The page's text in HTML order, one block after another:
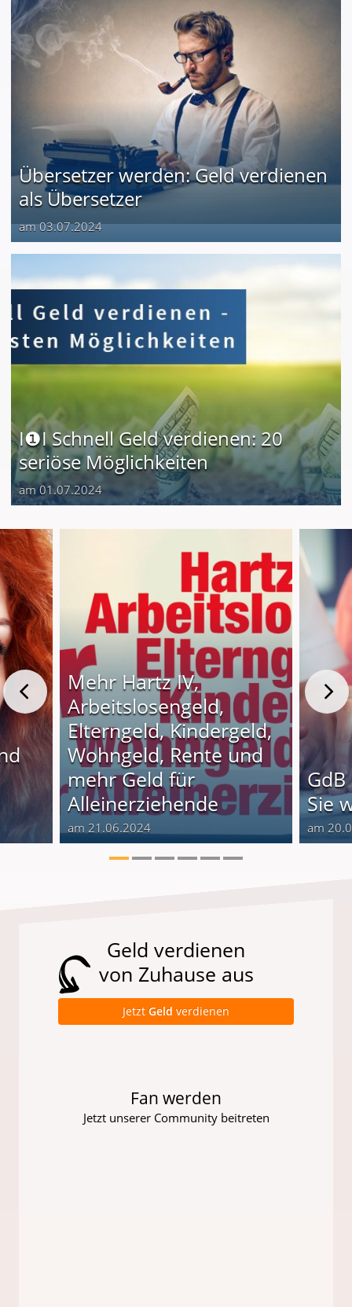
Übersetzer werden: Geld verdienen
als Übersetzer
am 03.07.2024
I❶I Schnell Geld verdienen: 20
seriöse Möglichkeiten
am 01.07.2024
Mehr Hartz IV,
Arbeitslosengeld,
Elterngeld, Kindergeld,
Wohngeld, Rente und
mehr Geld für
Alleinerziehende
am 21.06.2024
Sie
am
Geld verdienen
von Zuhause aus
Jetzt Geld verdienen
Fan werden
Jetzt unserer Community beitreten